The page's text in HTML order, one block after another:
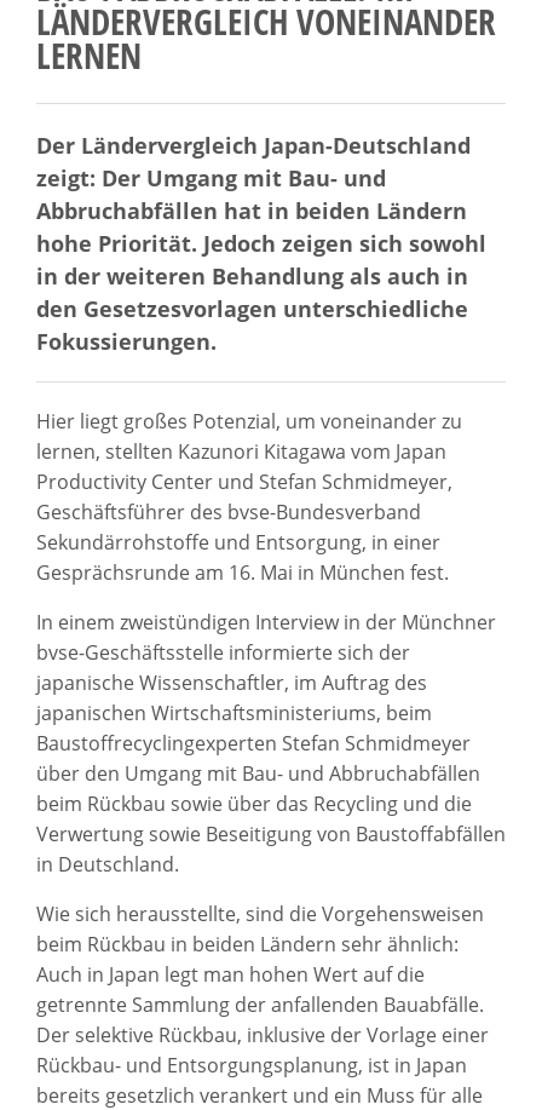
LÄNDERVERGLEICH VONEINANDER
LERNEN
Der Ländervergleich Japan-Deutschland
zeigt: Der Umgang mit Bau- und
Abbruchabfällen hat in beiden Ländern
hohe Priorität. Jedoch zeigen sich sowohl
in der weiteren Behandlung als auch in
den Gesetzesvorlagen unterschiedliche
Fokussierungen.
Hier liegt großes Potenzial, um voneinander zu
lernen, stellten Kazunori Kitagawa vom Japan
Productivity Center und Stefan Schmidmeyer,
Geschäftsführer des bvse-Bundesverband
Sekundärrohstoffe und Entsorgung, in einer
Gesprächsrunde am 16. Mai in München fest.
In einem zweistündigen Interview in der Münchner
bvse-Geschäftsstelle informierte sich der
japanische Wissenschaftler, im Auftrag des
japanischen Wirtschaftsministeriums, beim
Baustoffrecyclingexperten Stefan Schmidmeyer
über den Umgang mit Bau- und Abbruchabfällen
beim Rückbau sowie über das Recycling und die
Verwertung sowie Beseitigung von Baustoffabfällen
in Deutschland.
Wie sich herausstellte, sind die Vorgehensweisen
beim Rückbau in beiden Ländern sehr ähnlich:
Auch in Japan legt man hohen Wert auf die
getrennte Sammlung der anfallenden Bauabfälle.
Der selektive Rückbau, inklusive der Vorlage einer
Rückbau- und Entsorgungsplanung, ist in Japan
bereits gesetzlich verankert und ein Muss für alle